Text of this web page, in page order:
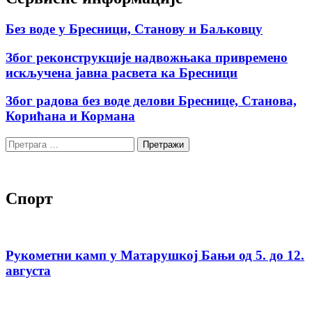
Без воде у Бресници, Станову и Баљковцу
Због реконструкције надвожњака привремено
искључена јавна расвета ка Бресници
Због радова без воде делови Бреснице, Станова,
Корићана и Кормана
Претрага
за:
Спорт
Рукометни камп у Матарушкој Бањи од 5. до 12.
августа